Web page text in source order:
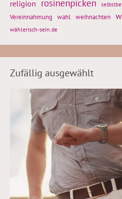
religion rosinenpicken
Vereinnahmung wahl weihnachten
wählerisch-sein.de
Zufällig ausgewählt